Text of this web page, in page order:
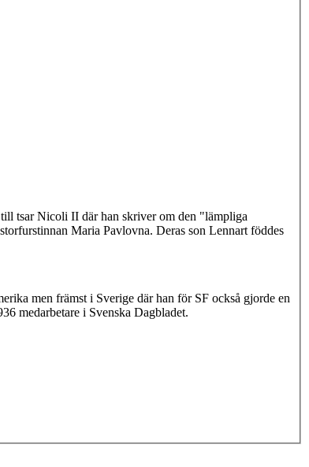
tsar Nicoli II där han skriver om den "lämpliga
Maria Pavlovna. Deras son Lennart föddes
men främst i Sverige där han för SF också gjorde en
medarbetare i Svenska Dagbladet.